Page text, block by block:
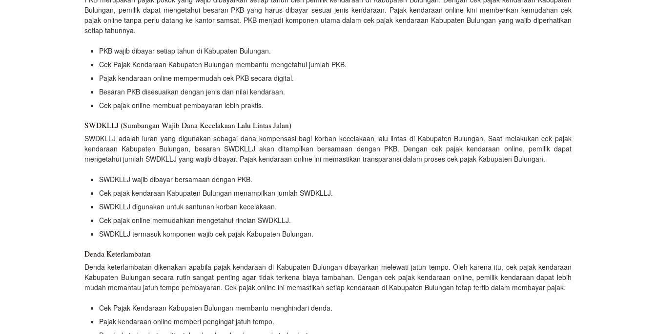
Bulungan, pemilik dapat mengetahui besaran PKB yang harus dibayar sesuai jenis kendaraan. Pajak kendaraan online kini memberikan kemudahan cek
pajak online tanpa perlu datang ke kantor samsat. PKB menjadi komponen utama dalam cek pajak kendaraan Kabupaten Bulungan yang wajib diperhatikan
setiap tahunnya.
PKB wajib dibayar setiap tahun di Kabupaten Bulungan.
Cek Pajak Kendaraan Kabupaten Bulungan membantu mengetahui jumlah PKB.
Pajak kendaraan online mempermudah cek PKB secara digital.
Besaran PKB disesuaikan dengan jenis dan nilai kendaraan.
Cek pajak online membuat pembayaran lebih praktis.
SWDKLLJ (Sumbangan Wajib Dana Kecelakaan Lalu Lintas Jalan)
SWDKLLJ adalah iuran yang digunakan sebagai dana kompensasi bagi korban kecelakaan lalu lintas di Kabupaten Bulungan. Saat melakukan cek pajak
kendaraan Kabupaten Bulungan, besaran SWDKLLJ akan ditampilkan bersamaan dengan PKB. Dengan cek pajak kendaraan online, pemilik dapat
mengetahui jumlah SWDKLLJ yang wajib dibayar. Pajak kendaraan online ini memastikan transparansi dalam proses cek pajak Kabupaten Bulungan.
SWDKLLJ wajib dibayar bersamaan dengan PKB.
Cek pajak kendaraan Kabupaten Bulungan menampilkan jumlah SWDKLLJ.
SWDKLLJ digunakan untuk santunan korban kecelakaan.
Cek pajak online memudahkan mengetahui rincian SWDKLLJ.
SWDKLLJ termasuk komponen wajib cek pajak Kabupaten Bulungan.
Denda Keterlambatan
Denda keterlambatan dikenakan apabila pajak kendaraan di Kabupaten Bulungan dibayarkan melewati jatuh tempo. Oleh karena itu, cek pajak kendaraan
Kabupaten Bulungan secara rutin sangat penting agar tidak terkena biaya tambahan. Dengan cek pajak kendaraan online, pemilik kendaraan dapat lebih
mudah memantau jatuh tempo pembayaran. Cek pajak online ini memastikan setiap kendaraan di Kabupaten Bulungan tetap tertib dalam membayar pajak.
Cek Pajak Kendaraan Kabupaten Bulungan membantu menghindari denda.
Pajak kendaraan online memberi pengingat jatuh tempo.